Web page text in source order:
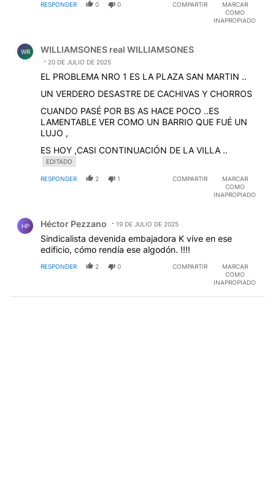
RESPONDER 0 0 COMPARTIR
MARCAR
COMO
INAPROPIADO
WR WILLIAMSONES real WILLIAMSONES
20 DE JULIO DE 2025
EL PROBLEMA NRO 1 ES LA PLAZA SAN MARTIN ..
UN VERDERO DESASTRE DE CACHIVAS Y CHORROS
CUANDO PASÉ POR BS AS HACE POCO ..ES
LAMENTABLE VER COMO UN BARRIO QUE FUÉ UN
LUJO ,
ES HOY ,CASI CONTINUACIÓN DE LA VILLA ..
EDITADO
RESPONDER 2 1 COMPARTIR
MARCAR
COMO
INAPROPIADO
HP Héctor Pezzano 19 DE JULIO DE 2025
Sindicalista devenida embajadora K vive en ese
edificio, cómo rendía ese algodón. !!!!
RESPONDER 2 0 COMPARTIR
MARCAR
COMO
INAPROPIADO